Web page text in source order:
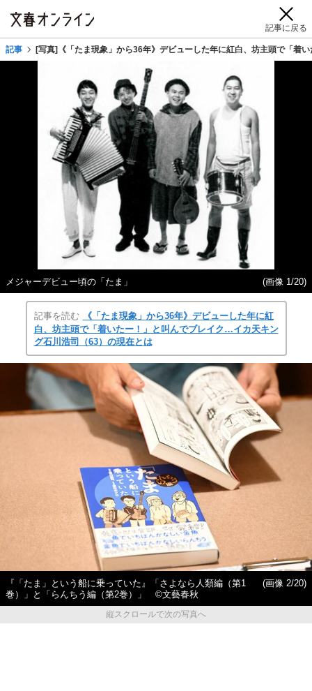
記事に戻る
記事 [写真]《「たま現象」から36年》デビューした年に紅白、坊主頭で「着
メジャーデビュー頃の「たま」 (画像 1/20)
記事を読む
《「たま現象」から36年》デビューした年に紅
白、坊主頭で「着いたー！」と叫んでブレイク…イカ天キン
グ石川浩司（63）の現在とは
『「たま」という船に乗っていた』「さよなら人類編（第1
巻）」と「らんちう編（第2巻）」 ©︎文藝春秋
(画像 2/20)
縦スクロールで次の写真へ